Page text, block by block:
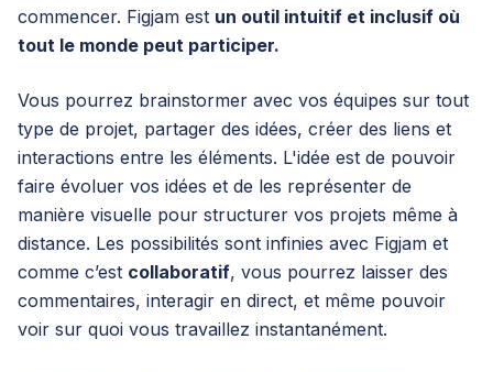
commencer. Figjam est un outil intuitif et inclusif où
tout le monde peut participer.
Vous pourrez brainstormer avec vos équipes sur tout
type de projet, partager des idées, créer des liens et
interactions entre les éléments. L'idée est de pouvoir
faire évoluer vos idées et de les représenter de
manière visuelle pour structurer vos projets même à
distance. Les possibilités sont infinies avec Figjam et
comme c’est collaboratif, vous pourrez laisser des
commentaires, interagir en direct, et même pouvoir
voir sur quoi vous travaillez instantanément.